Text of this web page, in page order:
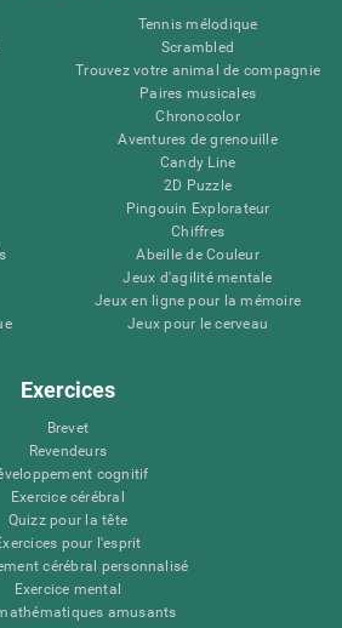
Tennis mélodique
Scrambled
Trouvez votre animal de compagnie
Paires musicales
Chronocolor
Aventures de grenouille
Candy Line
2D Puzzle
Pingouin Explorateur
Chiffres
Abeille de Couleur
Jeux d'agilité mentale
Jeux en ligne pour la mémoire
Jeux pour le cerveau
Exercices
Brevet
Revendeurs
cognitif
Exercice cérébral
Quizz pour la tête
pour l'esprit
cérébral personnalisé
Exercice mental
amusants